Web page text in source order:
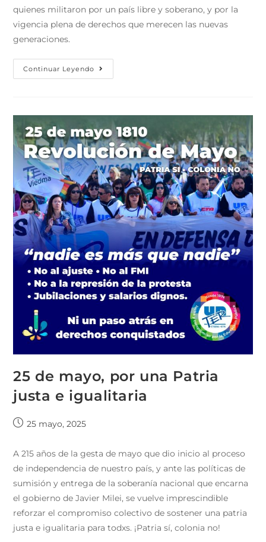
quienes militaron por un país libre y soberano, y por la
vigencia plena de derechos que merecen las nuevas
generaciones.
Continuar Leyendo
25 de mayo, por una Patria
justa e igualitaria
25 mayo, 2025
A 215 años de la gesta de mayo que dio inicio al proceso
de independencia de nuestro país, y ante las políticas de
sumisión y entrega de la soberanía nacional que encarna
el gobierno de Javier Milei, se vuelve imprescindible
reforzar el compromiso colectivo de sostener una patria
justa e igualitaria para todxs. ¡Patria sí, colonia no!